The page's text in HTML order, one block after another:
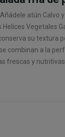
atún Calvo
Vegetales
su textura
combinan a la
frescas y